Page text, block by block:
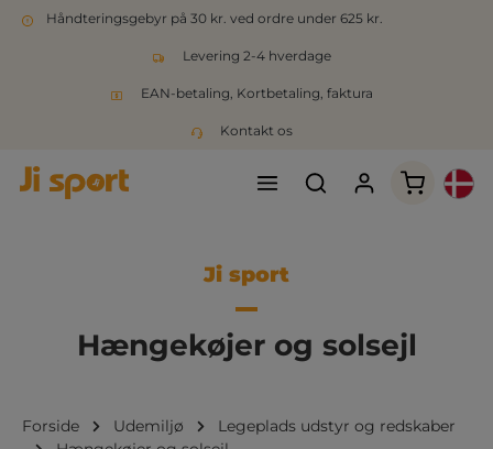
Håndteringsgebyr på 30 kr. ved ordre under 625 kr.
Levering 2-4 hverdage
EAN-betaling, Kortbetaling, faktura
Kontakt os
Ji sport
Hængekøjer og solsejl
Forside Udemiljø
Legeplads udstyr og redskaber